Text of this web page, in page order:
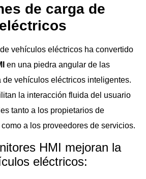
de carga de
vehículos eléctricos ha convertido
en una piedra angular de las
de vehículos eléctricos inteligentes.
la interacción fluida del usuario
tanto a los propietarios de
a los proveedores de servicios.
HMI mejoran la
eléctricos: